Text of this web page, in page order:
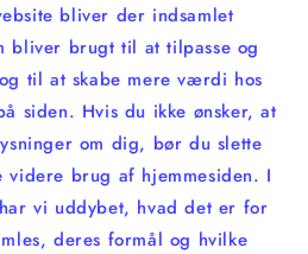
bliver der indsamlet
bliver brugt til at tilpasse og
til at skabe mere værdi hos
siden. Hvis du ikke ønsker, at
om dig, bør du slette
videre brug af hjemmesiden. I
vi uddybet, hvad det er for
deres formål og hvilke